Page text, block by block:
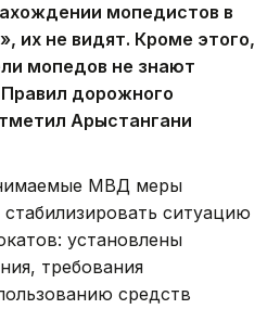
мопедистов в
их не видят. Кроме этого,
мопедов не знают
дорожного
Арыстангани
МВД меры
ситуацию
установлены
требования
средств